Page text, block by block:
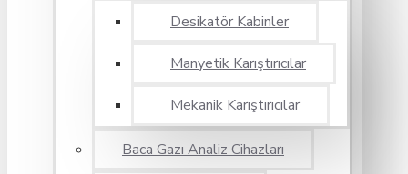
Desikatör Kabinler
Manyetik Karıştırıcılar
Mekanik Karıştırıcılar
Baca Gazı Analiz Cihazları